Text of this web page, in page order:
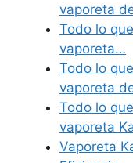
vaporeta
Todo lo
vaporeta…
Todo lo
vaporeta
Todo lo
vaporeta
Vaporeta